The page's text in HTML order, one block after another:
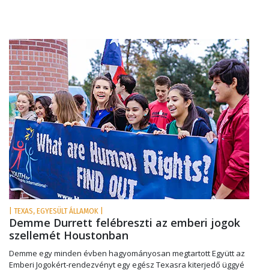
| TEXAS, EGYESÜLT ÁLLAMOK |
Demme Durrett felébreszti az emberi jogok
szellemét Houstonban
Demme egy minden évben hagyományosan megtartott Együtt az
Emberi Jogokért-rendezvényt egy egész Texasra kiterjedő üggyé